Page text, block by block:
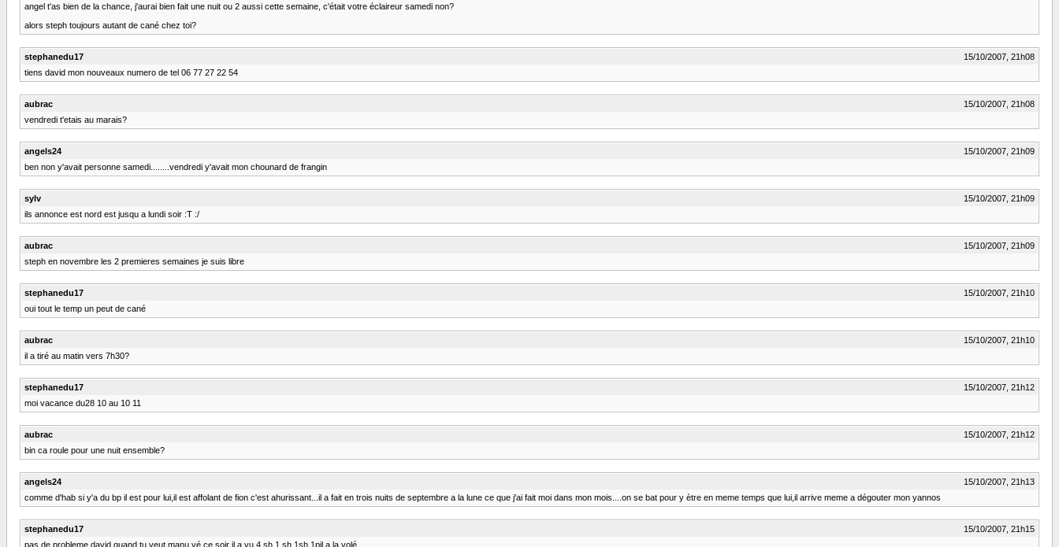
angel t'as bien de la chance, j'aurai bien fait une nuit ou 2 aussi cette semaine, c'était votre éclaireur samedi non?
alors steph toujours autant de cané chez toi?
stephanedu17
15/10/2007, 21h08
tiens david mon nouveaux numero de tel 06 77 27 22 54
aubrac
15/10/2007, 21h08
vendredi t'etais au marais?
angels24
15/10/2007, 21h09
ben non y'avait personne samedi........vendredi y'avait mon chounard de frangin
sylv
15/10/2007, 21h09
ils annonce est nord est jusqu a lundi soir :T :/
aubrac
15/10/2007, 21h09
steph en novembre les 2 premieres semaines je suis libre
stephanedu17
15/10/2007, 21h10
oui tout le temp un peut de cané
aubrac
15/10/2007, 21h10
il a tiré au matin vers 7h30?
stephanedu17
15/10/2007, 21h12
moi vacance du28 10 au 10 11
aubrac
15/10/2007, 21h12
bin ca roule pour une nuit ensemble?
angels24
15/10/2007, 21h13
comme d'hab si y'a du bp il est pour lui,il est affolant de fion c'est ahurissant...il a fait en trois nuits de septembre a la lune ce que j'ai fait moi dans mon mois....on se bat pour y ètre en meme temps que lui,il arrive meme a dégouter mon yannos
stephanedu17
15/10/2007, 21h15
pas de probleme david quand tu veut manu yé ce soir il a vu 4 sh 1 sh 1sh 1pil a la volé